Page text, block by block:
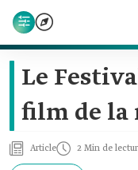
Le
film de la
Article 2 Min de